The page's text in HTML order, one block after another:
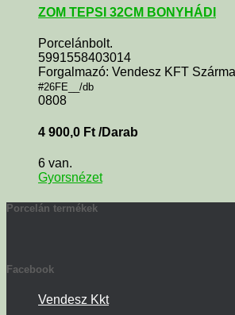
ZOM TEPSI 32CM BONYHÁDI
Porcelánbolt.
5991558403014
Forgalmazó: Vendesz KFT
#26FE__/db
0808
4 900,0 Ft /Darab
6 van.
Gyorsnézet
Porcelán termékek
Facebook
Vendesz Kkt